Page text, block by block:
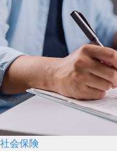
社会保険